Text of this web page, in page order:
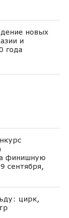
новых
и
года
финишную
сентября,
цирк,